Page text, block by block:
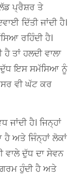
ਪ੍ਰੈਸ਼ਰ ਤੇ
ਦਿੱਤੀ ਜਾਂਦੀ ਹੈ।
ਰਹਿੰਦੀ ਹੈ।
ਤਾਂ ਹਲਦੀ ਵਾਲਾ
ਦੁੱਧ ਇਸ ਸਮੱਸਿਆ ਨੂੰ
ਵੀ ਘੱਟ ਕਰ
ਹੈ। ਜਿਨ੍ਹਾਂ
ਅਤੇ ਜਿੰਨ੍ਹਾਂ ਲੋਕਾਂ
ਵਾਲੇ ਦੁੱਧ ਦਾ ਸੇਵਨ
ਗਰਮ ਹੁੰਦੀ ਹੈ ਅਤੇ